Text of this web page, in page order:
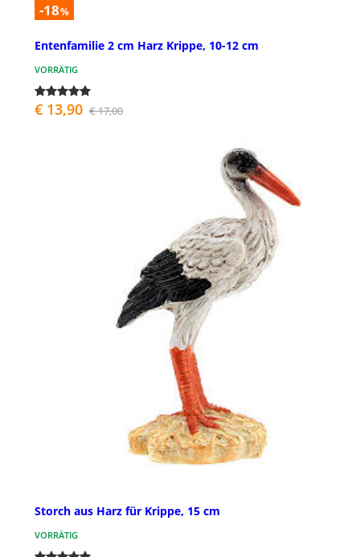
-18%
Entenfamilie 2 cm Harz Krippe, 10-12 cm
VORRÄTIG
€ 13,90 € 17,00
Storch aus Harz für Krippe, 15 cm
VORRÄTIG